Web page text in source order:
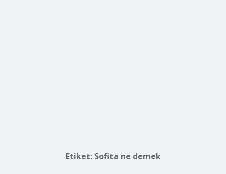
Etiket: Sofita ne demek